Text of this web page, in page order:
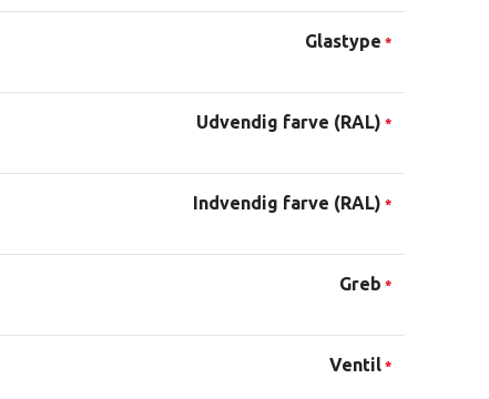
Glastype *
Udvendig farve (RAL) *
Indvendig farve (RAL) *
Greb *
Ventil *